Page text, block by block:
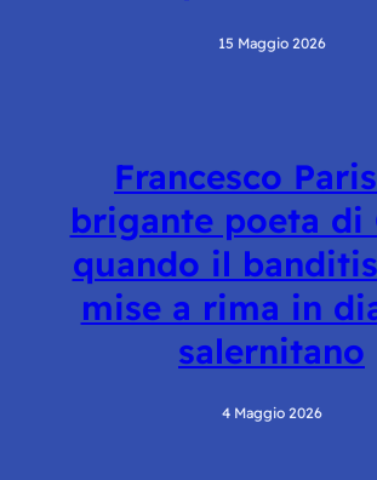
15 Maggio 2026
Francesco
brigante poeta di
quando il
mise a rima in
salernitano
4 Maggio 2026